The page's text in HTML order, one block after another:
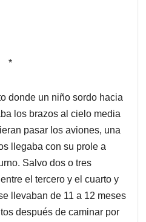
*
donde un niño sordo hacia
los brazos al cielo media
pasar los aviones, una
llegaba con su prole a
Salvo dos o tres
el tercero y el cuarto y
llevaban de 11 a 12 meses
después de caminar por